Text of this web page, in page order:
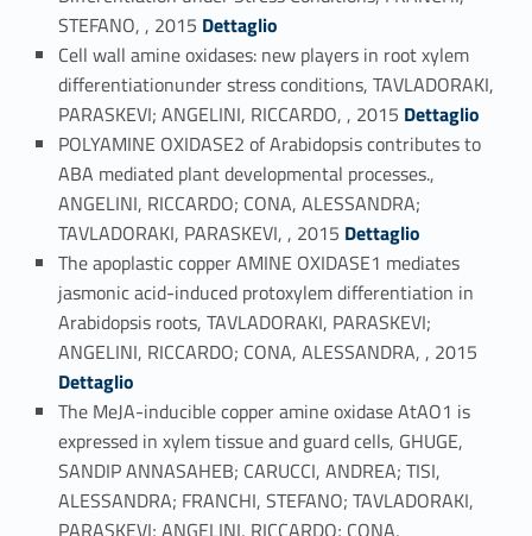
STEFANO, , 2015 Link identifier #identifier_person_12996-15
Dettaglio
Cell wall amine oxidases: new players in root xylem
differentiationunder stress conditions, TAVLADORAKI,
PARASKEVI; ANGELINI, RICCARDO, , 2015 Link identifier #identifier_person_55396-16
Dettaglio
POLYAMINE OXIDASE2 of Arabidopsis contributes to
ABA mediated plant developmental processes.,
ANGELINI, RICCARDO; CONA, ALESSANDRA;
TAVLADORAKI, PARASKEVI, , 2015 Link identifier #identifier_person_57066-17
Dettaglio
The apoplastic copper AMINE OXIDASE1 mediates
jasmonic acid-induced protoxylem differentiation in
Arabidopsis roots, TAVLADORAKI, PARASKEVI;
ANGELINI, RICCARDO; CONA, ALESSANDRA, , 2015
Dettaglio
The MeJA-inducible copper amine oxidase AtAO1 is
expressed in xylem tissue and guard cells, GHUGE,
SANDIP ANNASAHEB; CARUCCI, ANDREA; TISI,
ALESSANDRA; FRANCHI, STEFANO; TAVLADORAKI,
PARASKEVI; ANGELINI, RICCARDO; CONA,